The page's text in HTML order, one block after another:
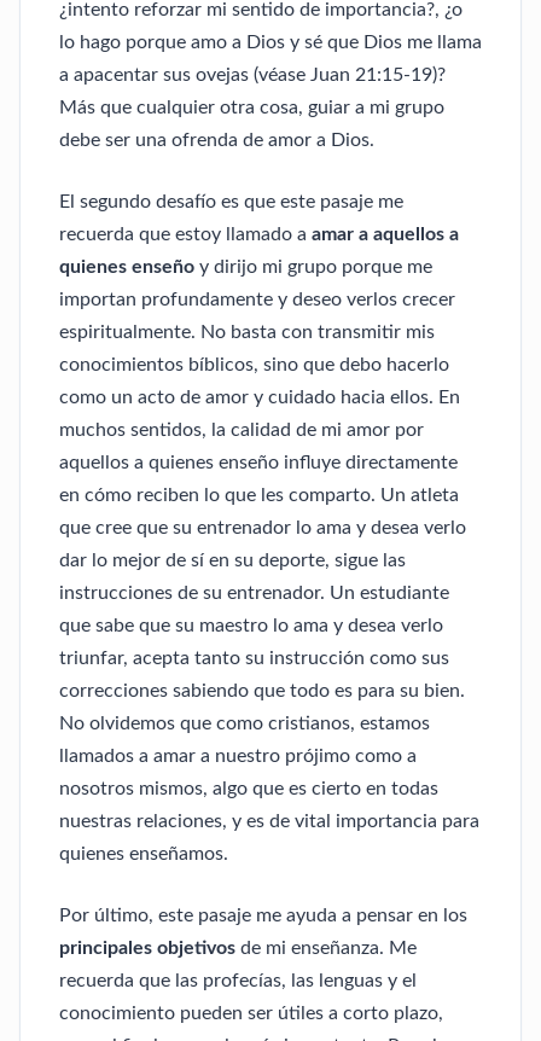
¿intento reforzar mi sentido de importancia?, ¿o
lo hago porque amo a Dios y sé que Dios me llama
a apacentar sus ovejas (véase Juan 21:15-19)?
Más que cualquier otra cosa, guiar a mi grupo
debe ser una ofrenda de amor a Dios.
El segundo desafío es que este pasaje me
recuerda que estoy llamado a amar a aquellos a
quienes enseño y dirijo mi grupo porque me
importan profundamente y deseo verlos crecer
espiritualmente. No basta con transmitir mis
conocimientos bíblicos, sino que debo hacerlo
como un acto de amor y cuidado hacia ellos. En
muchos sentidos, la calidad de mi amor por
aquellos a quienes enseño influye directamente
en cómo reciben lo que les comparto. Un atleta
que cree que su entrenador lo ama y desea verlo
dar lo mejor de sí en su deporte, sigue las
instrucciones de su entrenador. Un estudiante
que sabe que su maestro lo ama y desea verlo
triunfar, acepta tanto su instrucción como sus
correcciones sabiendo que todo es para su bien.
No olvidemos que como cristianos, estamos
llamados a amar a nuestro prójimo como a
nosotros mismos, algo que es cierto en todas
nuestras relaciones, y es de vital importancia para
quienes enseñamos.
Por último, este pasaje me ayuda a pensar en los
principales objetivos de mi enseñanza. Me
recuerda que las profecías, las lenguas y el
conocimiento pueden ser útiles a corto plazo,